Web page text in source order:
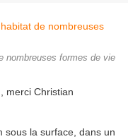
nombreuses formes de vie
merci Christian
sous la surface, dans un